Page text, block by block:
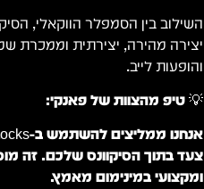
השילוב בין הסמפלר הווקאלי,
יצירה מהירה, יצירתית וממכרת
והופעות לייב.
💡 טיפ מהצוות של פאנקי:
צעד בתוך הסיקוונס שלכם. זה
ומקצועי במינימום מאמץ.